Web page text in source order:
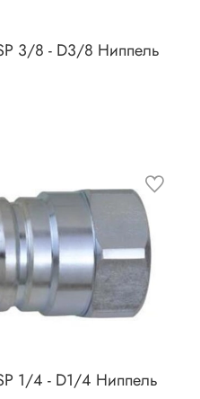
3/8 - D3/8 Ниппель
1/4 - D1/4 Ниппель